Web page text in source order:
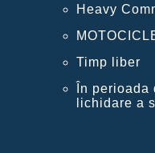
Heavy
Timp liber
În perioada
lichidare a